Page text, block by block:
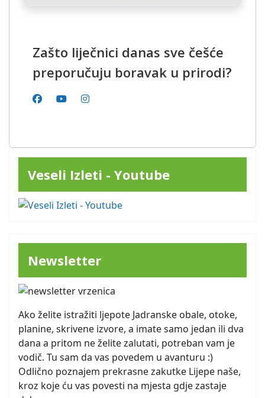
Zašto liječnici danas sve češće
preporučuju boravak u prirodi?
Veseli Izleti - Youtube
Newsletter
Ako želite istražiti ljepote Jadranske obale, otoke,
planine, skrivene izvore, a imate samo jedan ili dva
dana a pritom ne želite zalutati, potreban vam je
vodič. Tu sam da vas povedem u avanturu :)
Odlično poznajem prekrasne zakutke Lijepe naše,
kroz koje ću vas povesti na mjesta gdje zastaje